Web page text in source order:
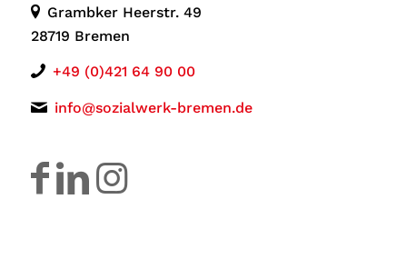
Grambker Heerstr. 49
28719 Bremen
+49 (0)421 64 90 00
info@sozialwerk-bremen.de